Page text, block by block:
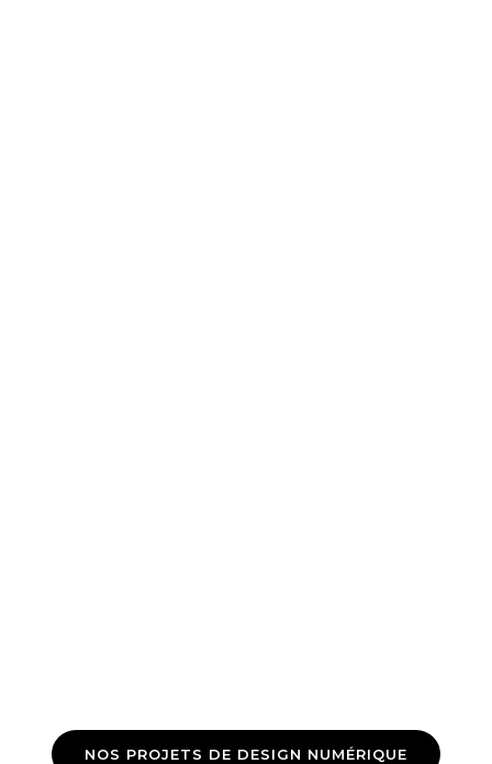
NOS PROJETS DE DESIGN NUMÉRIQUE